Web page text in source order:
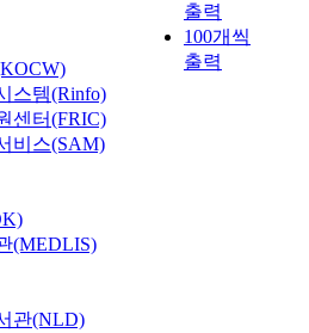
출력
100개씩
출력
스템(Rinfo)
센터(FRIC)
비스(SAM)
(MEDLIS)
관(NLD)